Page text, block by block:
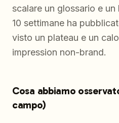
scalare un glossario e un
10 settimane ha
visto un plateau e un
impression non-brand.
Cosa abbiamo
campo)